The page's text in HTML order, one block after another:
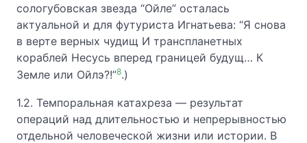
сологубовская звезда “Ойле” осталась
актуальной и для футуриста Игнатьева: “Я снова
в верте верных чудищ И транспланетных
кораблей Несусь вперед границей будущ… К
Земле или Ойлэ?!”8.)
1.2. Темпоральная катахреза — результат
операций над длительностью и непрерывностью
отдельной человеческой жизни или истории. В